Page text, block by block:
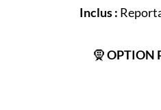
Inclus :
🧕OPTION